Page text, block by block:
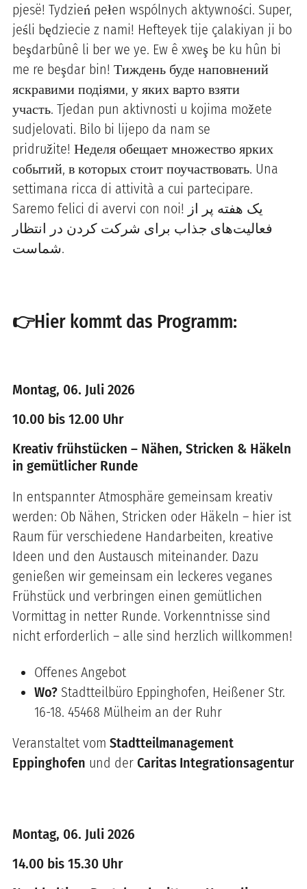
pjesë! Tydzień pełen wspólnych aktywności. Super,
jeśli będziecie z nami! Hefteyek tije çalakiyan ji bo
beşdarbûnê li ber we ye. Ew ê xweş be ku hûn bi
me re beşdar bin! Тиждень буде наповнений
яскравими подіями, у яких варто взяти
участь. Tjedan pun aktivnosti u kojima možete
sudjelovati. Bilo bi lijepo da nam se
pridružite! Неделя обещает множество ярких
событий, в которых стоит поучаствовать. Una
settimana ricca di attività a cui partecipare.
Saremo felici di avervi con noi! یک هفته پر از
فعالیت‌های جذاب برای شرکت کردن در انتظار
شماست.
👉Hier kommt das Programm:
Montag, 06. Juli 2026
10.00 bis 12.00 Uhr
Kreativ frühstücken – Nähen, Stricken & Häkeln
in gemütlicher Runde
In entspannter Atmosphäre gemeinsam kreativ
werden: Ob Nähen, Stricken oder Häkeln – hier ist
Raum für verschiedene Handarbeiten, kreative
Ideen und den Austausch miteinander. Dazu
genießen wir gemeinsam ein leckeres veganes
Frühstück und verbringen einen gemütlichen
Vormittag in netter Runde. Vorkenntnisse sind
nicht erforderlich – alle sind herzlich willkommen!
Offenes Angebot
Wo? Stadtteilbüro Eppinghofen, Heißener Str.
16-18. 45468 Mülheim an der Ruhr
Veranstaltet vom Stadtteilmanagement
Eppinghofen und der Caritas Integrationsagentur
Montag, 06. Juli 2026
14.00 bis 15.30 Uhr